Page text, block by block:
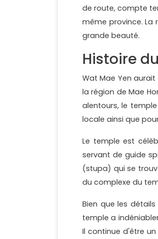
de route, compte
même province. La
grande beauté.
Histoire
Wat Mae Yen
la région de Mae
alentours, le
locale ainsi que
Le temple est
servant de guide
(stupa) qui se
du complexe du
Bien que les
temple a
Il continue d'être